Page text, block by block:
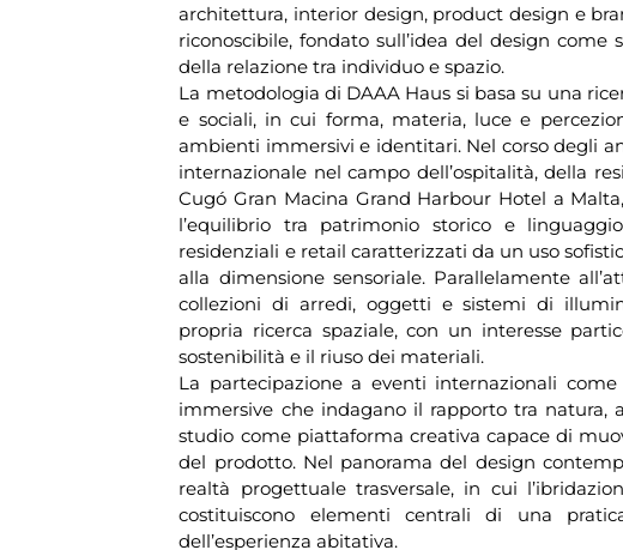
architettura, interior design, product design e
riconoscibile, fondato sull’idea del design come
della relazione tra individuo e spazio.
La metodologia di DAAA Haus si basa su una
e sociali, in cui forma, materia, luce e
ambienti immersivi e identitari. Nel corso degli
internazionale nel campo dell’ospitalità, della
Cugó Gran Macina Grand Harbour Hotel a
l’equilibrio tra patrimonio storico e
residenziali e retail caratterizzati da un uso
alla dimensione sensoriale. Parallelamente
collezioni di arredi, oggetti e sistemi di
propria ricerca spaziale, con un interesse
sostenibilità e il riuso dei materiali.
La partecipazione a eventi internazionali
immersive che indagano il rapporto tra
studio come piattaforma creativa capace di
del prodotto. Nel panorama del design
realtà progettuale trasversale, in cui
costituiscono elementi centrali di una
dell’esperienza abitativa.